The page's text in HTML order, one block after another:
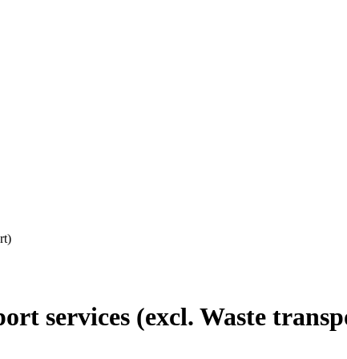
services (excl. Waste